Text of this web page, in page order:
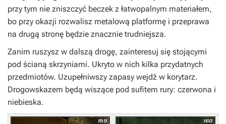
przy tym nie zniszczyć beczek z łatwopalnym materiałem,
bo przy okazji rozwalisz metalową platformę i przeprawa
na drugą stronę będzie znacznie trudniejsza.
Zanim ruszysz w dalszą drogę, zainteresuj się stojącymi
pod ścianą skrzyniami. Ukryto w nich kilka przydatnych
przedmiotów. Uzupełniwszy zapasy wejdź w korytarz.
Drogowskazem będą wiszące pod sufitem rury: czerwona i
niebieska.